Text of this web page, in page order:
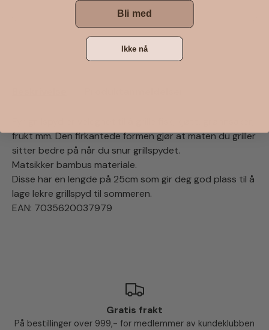
frukt mm. Den firkantede formen gjør at maten du griller
sitter bedre på når du snur grillspydet.
Matsikker bambus materiale.
Disse har en lengde på 25cm som gir deg god plass til å
lage lekre grillspyd til sommeren.
EAN: 7035620037979
Gratis frakt
På bestillinger over 999,- for medlemmer av kundeklubben
Bli med
Ikke nå